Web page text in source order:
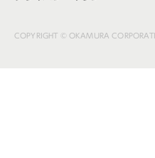
COPYRIGHT © OKAMURA